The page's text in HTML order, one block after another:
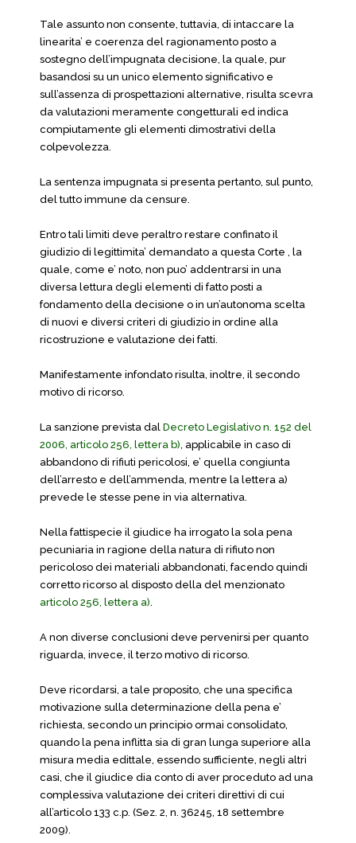
Tale assunto non consente, tuttavia, di intaccare la
linearita’ e coerenza del ragionamento posto a
sostegno dell’impugnata decisione, la quale, pur
basandosi su un unico elemento significativo e
sull’assenza di prospettazioni alternative, risulta scevra
da valutazioni meramente congetturali ed indica
compiutamente gli elementi dimostrativi della
colpevolezza.
La sentenza impugnata si presenta pertanto, sul punto,
del tutto immune da censure.
Entro tali limiti deve peraltro restare confinato il
giudizio di legittimita’ demandato a questa Corte , la
quale, come e’ noto, non puo’ addentrarsi in una
diversa lettura degli elementi di fatto posti a
fondamento della decisione o in un’autonoma scelta
di nuovi e diversi criteri di giudizio in ordine alla
ricostruzione e valutazione dei fatti.
Manifestamente infondato risulta, inoltre, il secondo
motivo di ricorso.
La sanzione prevista dal Decreto Legislativo n. 152 del
2006, articolo 256, lettera b), applicabile in caso di
abbandono di rifiuti pericolosi, e’ quella congiunta
dell’arresto e dell’ammenda, mentre la lettera a)
prevede le stesse pene in via alternativa.
Nella fattispecie il giudice ha irrogato la sola pena
pecuniaria in ragione della natura di rifiuto non
pericoloso dei materiali abbandonati, facendo quindi
corretto ricorso al disposto della del menzionato
articolo 256, lettera a).
A non diverse conclusioni deve pervenirsi per quanto
riguarda, invece, il terzo motivo di ricorso.
Deve ricordarsi, a tale proposito, che una specifica
motivazione sulla determinazione della pena e’
richiesta, secondo un principio ormai consolidato,
quando la pena inflitta sia di gran lunga superiore alla
misura media edittale, essendo sufficiente, negli altri
casi, che il giudice dia conto di aver proceduto ad una
complessiva valutazione dei criteri direttivi di cui
all’articolo 133 c.p. (Sez. 2, n. 36245, 18 settembre
2009).